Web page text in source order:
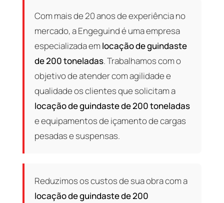
Com mais de 20 anos de experiência no
mercado, a Engeguind é uma empresa
especializada em locação de guindaste
de 200 toneladas. Trabalhamos com o
objetivo de atender com agilidade e
qualidade os clientes que solicitam a
locação de guindaste de 200 toneladas
e equipamentos de içamento de cargas
pesadas e suspensas.
Reduzimos os custos de sua obra com a
locação de guindaste de 200